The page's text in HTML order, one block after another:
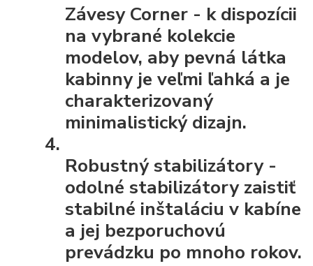
Závesy Corner - k dispozícii
na vybrané kolekcie
modelov, aby pevná látka
kabinny je veľmi ľahká a je
charakterizovaný
minimalistický dizajn.
Robustný stabilizátory -
odolné stabilizátory zaistiť
stabilné inštaláciu v kabíne
a jej bezporuchovú
prevádzku po mnoho rokov.